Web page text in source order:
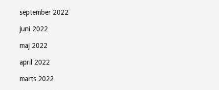
september 2022
juni 2022
maj 2022
april 2022
marts 2022